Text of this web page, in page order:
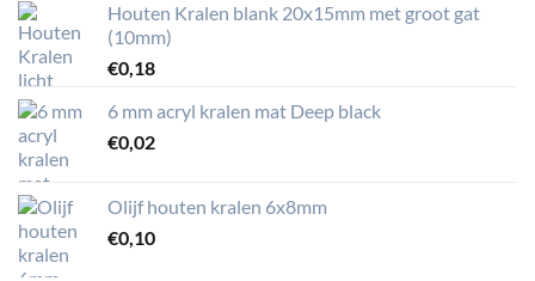
Houten Kralen blank 20x15mm met groot gat
(10mm)
€0,18
6 mm acryl kralen mat Deep black
€0,02
Olijf houten kralen 6x8mm
€0,10